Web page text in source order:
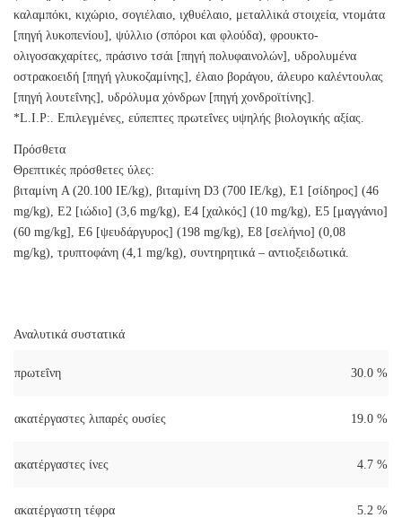
καλαμπόκι, κιχώριο, σογιέλαιο, ιχθυέλαιο, μεταλλικά στοιχεία, ντομάτα
[πηγή λυκοπενίου], ψύλλιο (σπόροι και φλούδα), φρουκτο-
ολιγοσακχαρίτες, πράσινο τσάι [πηγή πολυφαινολών], υδρολυμένα
οστρακοειδή [πηγή γλυκοζαμίνης], έλαιο βοράγου, άλευρο καλέντουλας
[πηγή λουτεΐνης], υδρόλυμα χόνδρων [πηγή χονδροϊτίνης].
*L.I.P:. Επιλεγμένες, εύπεπτες πρωτεΐνες υψηλής βιολογικής αξίας.
Πρόσθετα
Θρεπτικές πρόσθετες ύλες:
βιταμίνη A (20.100 IE/kg), βιταμίνη D3 (700 IE/kg), E1 [σίδηρος] (46
mg/kg), E2 [ιώδιο] (3,6 mg/kg), E4 [χαλκός] (10 mg/kg), E5 [μαγγάνιο]
(60 mg/kg], E6 [ψευδάργυρος] (198 mg/kg), E8 [σελήνιο] (0,08
mg/kg), τρυπτοφάνη (4,1 mg/kg), συντηρητικά – αντιοξειδωτικά.
Αναλυτικά συστατικά
πρωτεΐνη 30.0 %
ακατέργαστες λιπαρές ουσίες 19.0 %
ακατέργαστες ίνες 4.7 %
ακατέργαστη τέφρα 5.2 %